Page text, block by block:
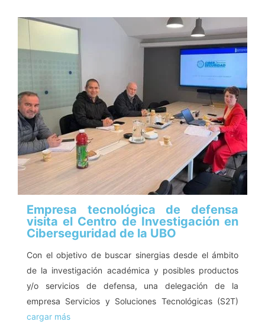
Empresa tecnológica de defensa
visita el Centro de Investigación en
Ciberseguridad de la UBO
Con el objetivo de buscar sinergias desde el ámbito
de la investigación académica y posibles productos
y/o servicios de defensa, una delegación de la
empresa Servicios y Soluciones Tecnológicas (S2T)
cargar más